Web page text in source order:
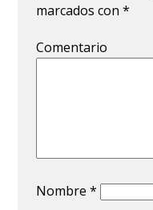
marcados con*
Comentario
Nombre*